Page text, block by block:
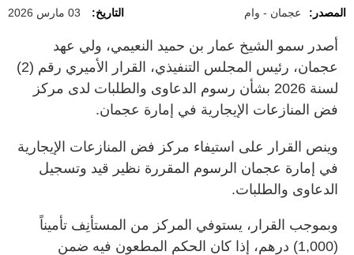
المصدر: عجمان - وام التاريخ: 03 مارس 2026
أصدر سمو الشيخ عمار بن حميد النعيمي، ولي عهد
عجمان، رئيس المجلس التنفيذي، القرار الأميري رقم (2)
لسنة 2026 بشأن رسوم الدعاوى والطلبات لدى مركز
فض المنازعات الإيجارية في إمارة عجمان.
وينص القرار على استيفاء مركز فض المنازعات الإيجارية
في إمارة عجمان الرسوم المقررة نظير قيد وتسجيل
الدعاوى والطلبات.
وبموجب القرار، يستوفي المركز من المستأنِف تأميناً
(1,000) درهم، إذا كان الحكم المطعون فيه ضمن